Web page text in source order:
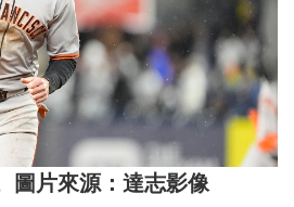
圖片來源：達志影像